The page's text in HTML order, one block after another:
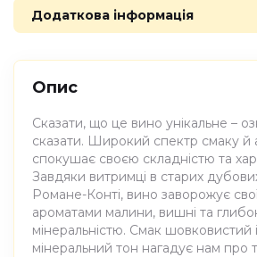
Додаткова інформація
Опис
Сказати, що це вино унікальне –
сказати. Широкий спектр смаку й
спокушає своєю складністю та
Завдяки витримці в старих
Романе-Конті, вино заворожує
ароматами малини, вишні та
мінеральністю. Смак шовковистий
мінеральний тон нагадує нам про